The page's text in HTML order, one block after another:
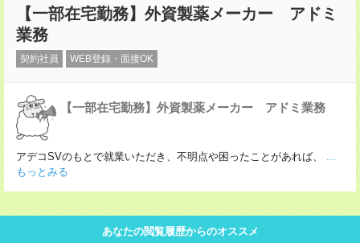
【一部在宅勤務】外資製薬メーカー アドミ
業務
契約社員 WEB登録・面接OK
【一部在宅勤務】外資製薬メーカー アドミ業務
アデコSVのもとで就業いただき、不明点や困ったことがあれば、
...
もっとみる
あなたの閲覧履歴からのオススメ